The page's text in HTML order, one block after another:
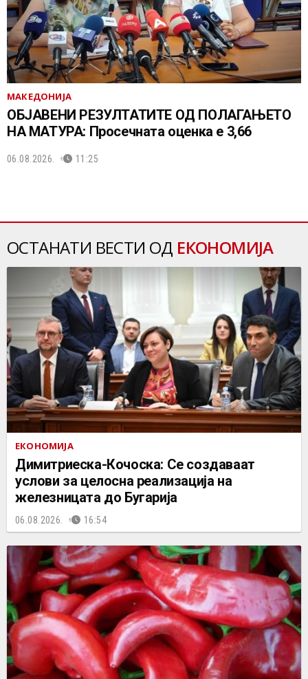
МАКЕДОНИЈА
ОБЈАВЕНИ РЕЗУЛТАТИТЕ ОД ПОЛАГАЊЕТО
НА МАТУРА: Просечната оценка е 3,66
06.08.2026. 11:25
ОСТАНАТИ ВЕСТИ ОД ЕКОНОМИЈА
ЕКОНОМИЈА
Димитриеска-Кочоска: Се создаваат
услови за целосна реализација на
железницата до Бугарија
06.08.2026. 16:54